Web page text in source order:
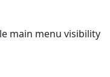
main menu visibility